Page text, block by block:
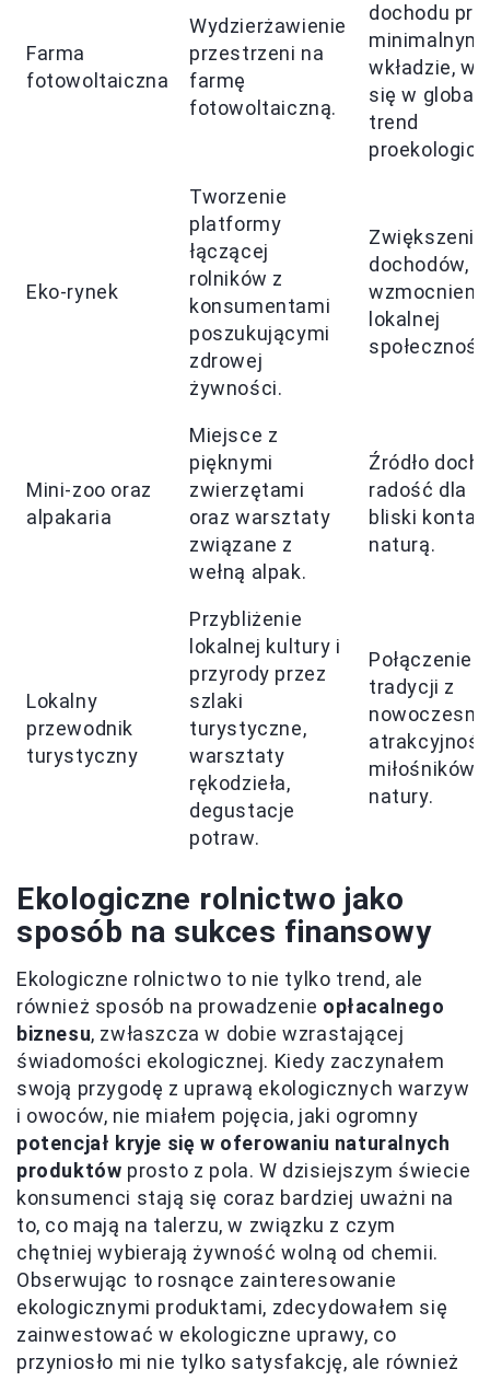
Farma
fotowoltaiczna
Wydzierżawienie
przestrzeni na
farmę
fotowoltaiczną.
dochodu
minimalnym
wkładzie,
się w
trend
Eko-rynek
Tworzenie
platformy
łączącej
rolników z
konsumentami
poszukującymi
zdrowej
żywności.
Zwiększenie
dochodów,
lokalnej
Mini-zoo oraz
alpakaria
Miejsce z
pięknymi
zwierzętami
oraz warsztaty
związane z
wełną alpak.
Źródło
radość dla
bliski
naturą.
Lokalny
przewodnik
turystyczny
Przybliżenie
lokalnej kultury i
przyrody przez
szlaki
turystyczne,
warsztaty
rękodzieła,
degustacje
potraw.
Połączenie
tradycji z
miłośników
natury.
Ekologiczne rolnictwo jako
sposób na sukces finansowy
Ekologiczne rolnictwo to nie tylko trend, ale
również sposób na prowadzenie opłacalnego
biznesu, zwłaszcza w dobie wzrastającej
świadomości ekologicznej. Kiedy zaczynałem
swoją przygodę z uprawą ekologicznych warzyw
i owoców, nie miałem pojęcia, jaki ogromny
potencjał kryje się w oferowaniu naturalnych
produktów prosto z pola. W dzisiejszym świecie
konsumenci stają się coraz bardziej uważni na
to, co mają na talerzu, w związku z czym
chętniej wybierają żywność wolną od chemii.
Obserwując to rosnące zainteresowanie
ekologicznymi produktami, zdecydowałem się
zainwestować w ekologiczne uprawy, co
przyniosło mi nie tylko satysfakcję, ale również